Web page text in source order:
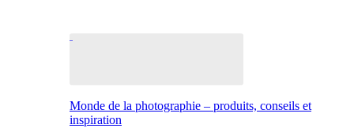
Monde de la photographie – produits, conseils et
inspiration